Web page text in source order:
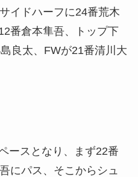
イドハーフに24番荒木
番倉本隼吾、トップ下
良太、FWが21番清川大
ースとなり、まず22番
にパス、そこからシュ